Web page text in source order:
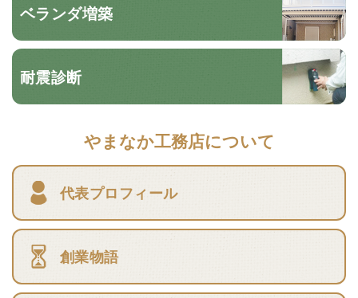
ベランダ増築
耐震診断
やまなか工務店について
代表プロフィール
創業物語